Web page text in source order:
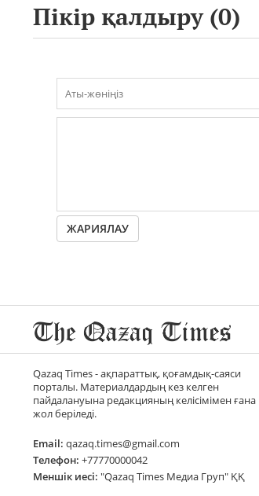
Пікір қалдыру (0)
ЖАРИЯЛАУ
Qazaq Times - ақпараттық, қоғамдық-саяси
порталы. Материалдардың кез келген
пайдалануына редакцияның келісімімен ғана
жол беріледі.
Email: qazaq.times@gmail.com
Телефон: +77770000042
Меншік иесі: "Qazaq Times Медиа Груп" ҚҚ